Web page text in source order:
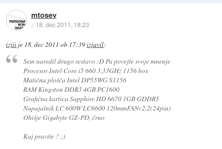
mtosev
:: 18. dec 2011, 18:23
iziii je 18. dec 2011 ob 17:39izjavil:
Sem naredil drugo sestavo :D Pa povejte svoje mnenje
Procesor Intel Core i5 660 3,33GHz 1156 box
Matična plošča Intel DP55WG S1156
RAM Kingston DDR3 4GB PC1600
Grafična kartica Sapphire HD 6670 1GB GDDR5
Napajalnik LC 600W LC6600 120mmFANv2.2(24pin)
Ohišje Gigabyte GZ-PD, črno
Kaj pravite ? ;)